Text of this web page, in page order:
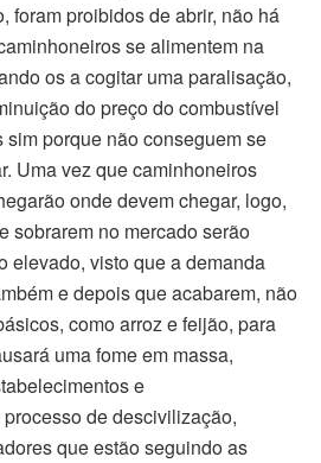
foram proibidos de abrir, não há
se alimentem na
os a cogitar uma paralisação,
do preço do combustível
porque não conseguem se
Uma vez que caminhoneiros
onde devem chegar, logo,
sobrarem no mercado serão
elevado, visto que a demanda
e depois que acabarem, não
como arroz e feijão, para
uma fome em massa,
e
de descivilização,
que estão seguindo as